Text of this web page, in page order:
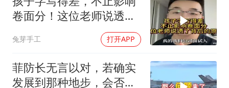
卷面分！这位老师说透了
兔芽手工 打开APP
菲防长无言以对，若确实
发展到那种地步，会否上